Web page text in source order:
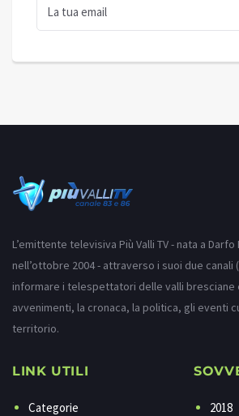
L’emittente televisiva Più Valli TV - nata a
nell’ottobre 2004 - attraverso i suoi due canali
informare i telespettatori delle valli bresciane
avvenimenti, la cronaca, la politica, gli eventi
territorio.
LINK UTILI
Categorie
2018